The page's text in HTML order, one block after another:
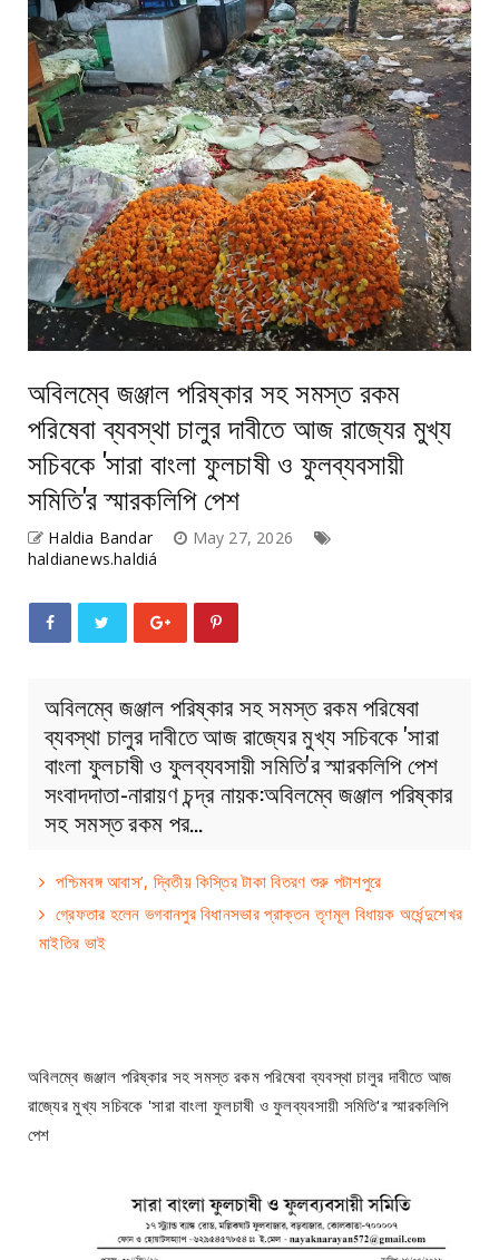
অবিলম্বে জঞ্জাল পরিষ্কার সহ সমস্ত রকম
পরিষেবা ব্যবস্থা চালুর দাবীতে আজ রাজ্যের মুখ্য
সচিবকে 'সারা বাংলা ফুলচাষী ও ফুলব্যবসায়ী
সমিতি'র স্মারকলিপি পেশ
Haldia Bandar
May 27, 2026
haldianews.haldiá
অবিলম্বে জঞ্জাল পরিষ্কার সহ সমস্ত রকম পরিষেবা
ব্যবস্থা চালুর দাবীতে আজ রাজ্যের মুখ্য সচিবকে 'সারা
বাংলা ফুলচাষী ও ফুলব্যবসায়ী সমিতি'র স্মারকলিপি পেশ
সংবাদদাতা-নারায়ণ চন্দ্র নায়ক:অবিলম্বে জঞ্জাল পরিষ্কার
সহ সমস্ত রকম পর…
পশ্চিমবঙ্গ আবাস’, দ্বিতীয় কিস্তির টাকা বিতরণ শুরু পটাশপুরে
গ্রেফতার হলেন ভগবানপুর বিধানসভার প্রাক্তন তৃণমূল বিধায়ক অর্ধেন্দুশেখর
মাইতির ভাই
অবিলম্বে জঞ্জাল পরিষ্কার সহ সমস্ত রকম পরিষেবা ব্যবস্থা চালুর দাবীতে আজ
রাজ্যের মুখ্য সচিবকে 'সারা বাংলা ফুলচাষী ও ফুলব্যবসায়ী সমিতি'র স্মারকলিপি
পেশ